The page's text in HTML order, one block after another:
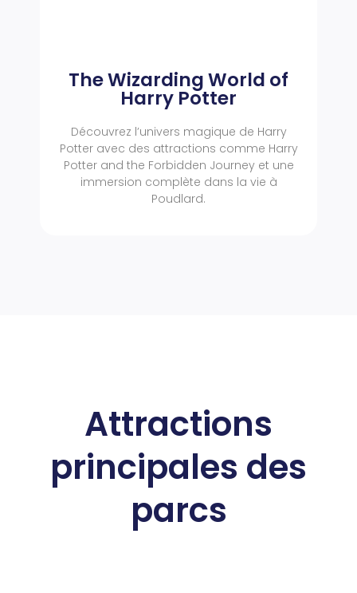
The Wizarding World of
Harry Potter
Découvrez l’univers magique de Harry
Potter avec des attractions comme Harry
Potter and the Forbidden Journey et une
immersion complète dans la vie à
Poudlard.
Attractions
principales des
parcs